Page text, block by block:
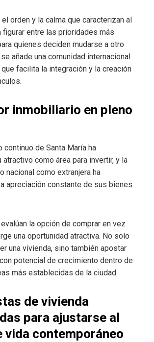
orden y la calma que caracterizan al
figurar entre las prioridades más
quienes deciden mudarse a otro
añade una comunidad internacional
facilita la integración y la creación
inmobiliario en pleno
continuo de Santa María ha
como área para invertir, y la
nacional como extranjera ha
apreciación constante de sus bienes
la opción de comprar en vez
una oportunidad atractiva. No solo
una vivienda, sino también apostar
potencial de crecimiento dentro de
más establecidas de la ciudad.
de vivienda
para ajustarse al
vida contemporáneo